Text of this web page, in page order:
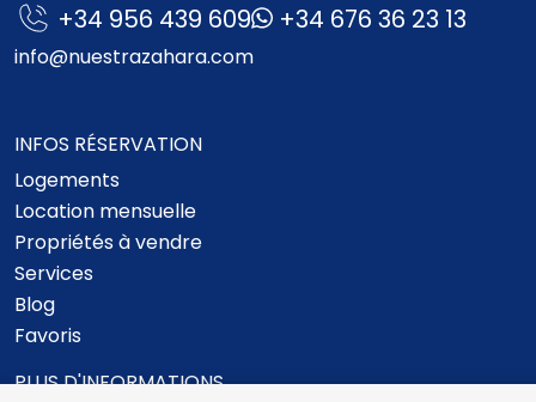
+34 956 439 609 +34 676 36 23 13
info@nuestrazahara.com
INFOS RÉSERVATION
Logements
Location mensuelle
Propriétés à vendre
Services
Blog
Favoris
PLUS D'INFORMATIONS